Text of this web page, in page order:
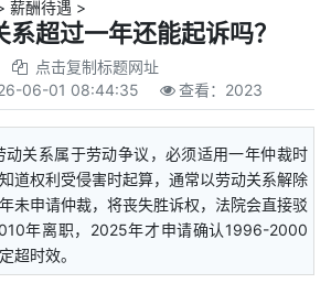
薪酬待遇 >
超过一年还能起诉吗？
点击复制标题网址
06-01 08:44:35 查看： 2023
动关系属于劳动争议，必须适用一年仲裁时
道权利受侵害时起算，通常以劳动关系解除
未申请仲裁，将丧失胜诉权，法院会直接驳
年离职，2025年才申请确认1996-2000
超时效。